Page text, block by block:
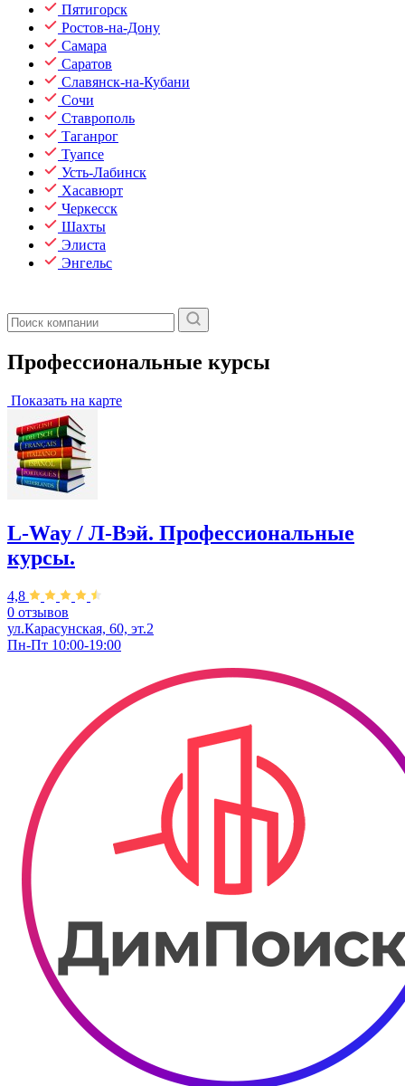
Пятигорск
Ростов-на-Дону
Самара
Саратов
Славянск-на-Кубани
Сочи
Ставрополь
Таганрог
Туапсе
Усть-Лабинск
Хасавюрт
Черкесск
Шахты
Элиста
Энгельс
Профессиональные курсы
Показать на карте
L-Way / Л-Вэй. Профессиональные
курсы.
4,8
0 отзывов
ул.Карасунская, 60, эт.2
Пн-Пт 10:00-19:00